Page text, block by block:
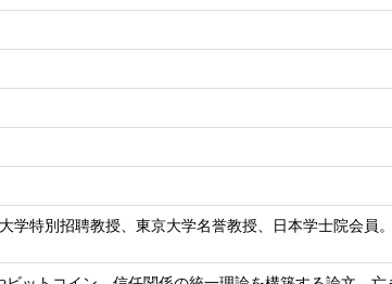
学特別招聘教授、東京大学名誉教授、日本学士院会員